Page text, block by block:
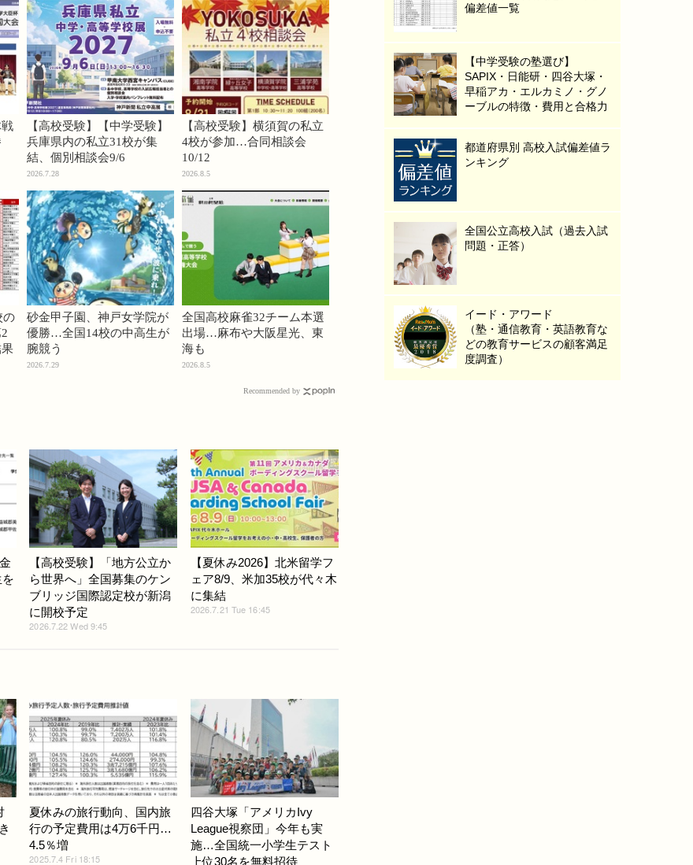
【高校受験】【中学受験】
兵庫県内の私立31校が集
結、個別相談会9/6
2026.7.28
【高校受験】横須賀の私立
4校が参加…合同相談会
10/12
2026.8.5
の
砂金甲子園、神戸女学院が
優勝…全国14校の中高生が
腕競う
2026.7.29
全国高校麻雀32チーム本選
出場…麻布や大阪星光、東
海も
2026.8.5
Recommended by
【高校受験】「地方公立か
ら世界へ」全国募集のケン
ブリッジ国際認定校が新潟
に開校予定
2026.7.22 Wed 9:45
【夏休み2026】北米留学フ
ェア8/9、米加35校が代々木
に集結
2026.7.21 Tue 16:45
夏休みの旅行動向、国内旅
行の予定費用は4万6千円…
4.5％増
2025.7.4 Fri 18:15
四谷大塚「アメリカIvy
League視察団」今年も実
施…全国統一小学生テスト
上位30名を無料招待
偏差値一覧
【中学受験の塾選び】
SAPIX・日能研・四谷大塚・
早稲アカ・エルカミノ・グノ
ーブルの特徴・費用と合格力
都道府県別 高校入試偏差値ラ
ンキング
全国公立高校入試（過去入試
問題・正答）
イード・アワード
（塾・通信教育・英語教育な
どの教育サービスの顧客満足
度調査）